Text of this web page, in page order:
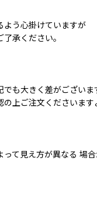
よう心掛けていますが
承ください。
も大きく差がございま
上ご注文くださいます
て見え方が異なる 場合